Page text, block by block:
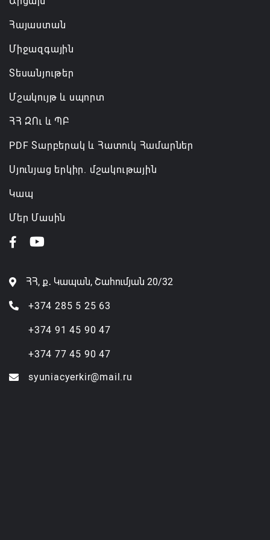
Հայաստան
Միջազգային
Տեսանյութեր
Մշակույթ և սպորտ
ՀՀ ԶՈւ և ՊԲ
PDF Տարբերակ և Հատուկ Համարներ
Սյունյաց երկիր. մշակութային
Կապ
Մեր Մասին
ՀՀ, ք․ Կապան, Շահումյան 20/32
+374 285 5 25 63
+374 91 45 90 47
+374 77 45 90 47
syuniacyerkir@mail.ru